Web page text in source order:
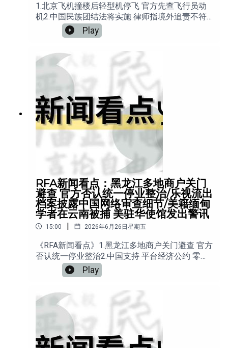
1.北京飞机撞楼后轻型机停飞 官方先查飞行员动
机2.中国民族团结法将实施 律师指境外追责不符
法理3.哈国警方带走赛尔克坚姐姐 律师称诈骗指
控无据4.专访网络大V李老师不是你老师：“没有人
是安全的" 5.台北“备份苹果日报”展 为历史留下
记录
Play
RFA新闻看点：黑龙江多地商户关门
避查 官方否认统一停业整治/乐视流出
档案披露中国网络审查细节/美籍缅甸
学者在云南被捕 美驻华使馆发出警讯
15:00 | 2026年6月26日星期五
《RFA新闻看点》1.黑龙江多地商户关门避查 官方
否认统一停业整治2.中国支持 平台经济公约 零工
组织权 成焦点3.乐视流出档案披露中国网络审查
细节4.美籍缅甸学者在云南被捕 美驻华使馆发出
警讯5.德国“老司机驾校”案 Telegram里的“迷奸教
学”
Play